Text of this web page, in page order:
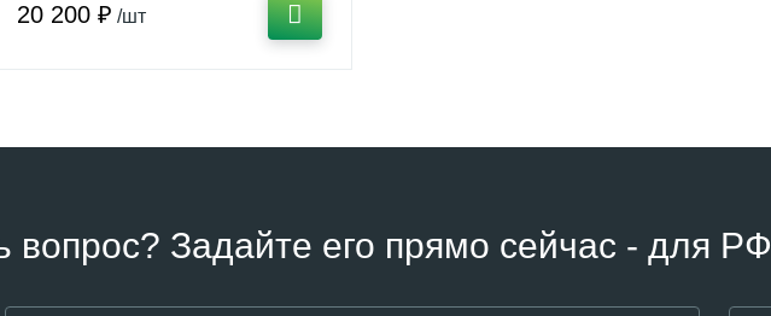
20 200 ₽ /шт
вопрос? Задайте его прямо сейчас - для РФ